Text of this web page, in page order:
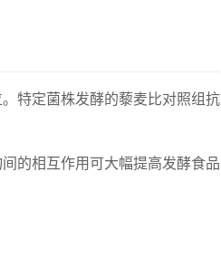
特定菌株发酵的藜麦比对照组抗
的相互作用可大幅提高发酵食品